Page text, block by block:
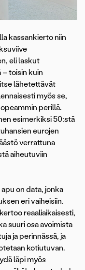
kassankierto niin
eli laskut
– toisin kuin
lähetettävät
myös se,
perillä.
esimerkiksi 50:stä
eurojen
verrattuna
aiheutuviin
on data, jonka
eri vaiheisiin.
reaaliaikaisesti,
suuri osa avoimista
ja perinnässä, ja
kotiutuvan.
läpi myös